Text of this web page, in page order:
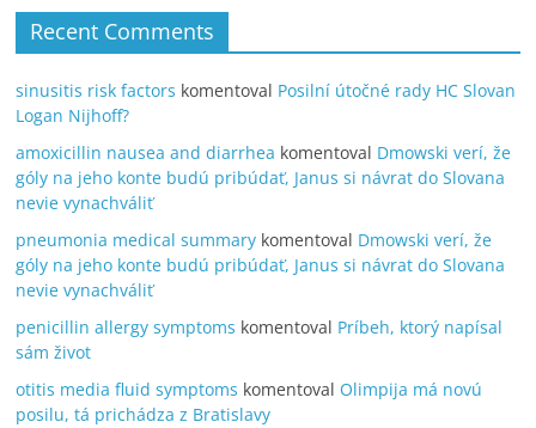
Recent Comments
sinusitis risk factors komentoval Posilní útočné rady HC Slovan
Logan Nijhoff?
amoxicillin nausea and diarrhea komentoval Dmowski verí, že
góly na jeho konte budú pribúdať, Janus si návrat do Slovana
nevie vynachváliť
pneumonia medical summary komentoval Dmowski verí, že
góly na jeho konte budú pribúdať, Janus si návrat do Slovana
nevie vynachváliť
penicillin allergy symptoms komentoval Príbeh, ktorý napísal
sám život
otitis media fluid symptoms komentoval Olimpija má novú
posilu, tá prichádza z Bratislavy